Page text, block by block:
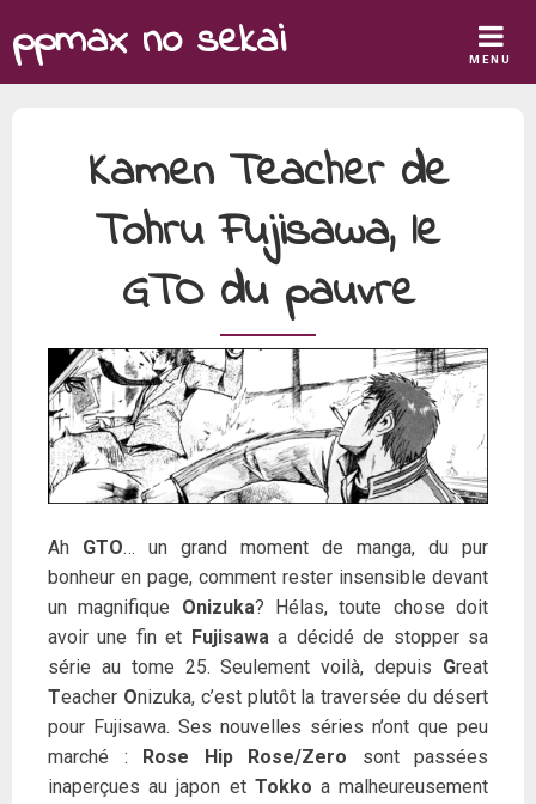
to
content
ppmax no sekai MENU
Kamen Teacher de
Tohru Fujisawa, le
GTO du pauvre
Ah GTO… un grand moment de manga, du pur
bonheur en page, comment rester insensible devant
un magnifique Onizuka? Hélas, toute chose doit
avoir une fin et Fujisawaa décidé de stopper sa
série au tome 25. Seulement voilà, depuis Great
Teacher Onizuka, c’est plutôt la traversée du désert
pour Fujisawa. Ses nouvelles séries n’ont que peu
marché :
Rose Hip Rose/Zero sont passées
inaperçues au japon et Tokko a malheureusement